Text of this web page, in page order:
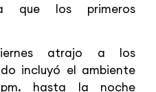
que los primeros
atrajo a los
incluyó el ambiente
hasta la noche